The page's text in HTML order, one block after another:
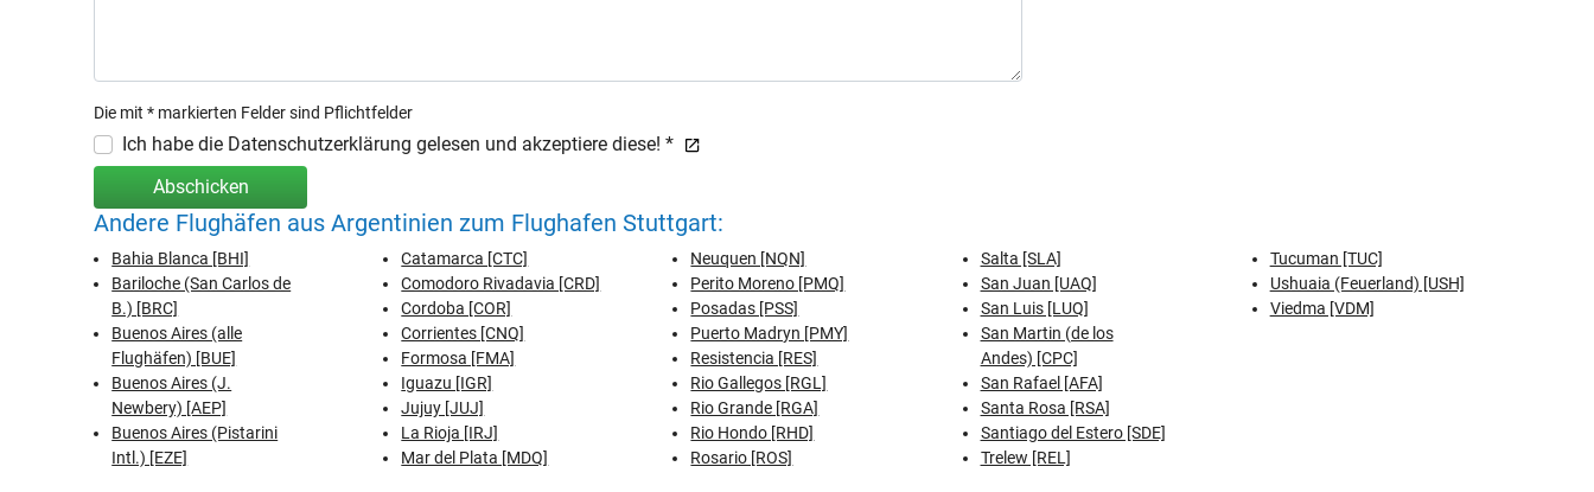
Die mit * markierten Felder sind Pflichtfelder
Ich habe die Datenschutzerklärung gelesen und akzeptiere diese! *
Abschicken
Andere Flughäfen aus Argentinien zum Flughafen Stuttgart:
Bahia Blanca [BHI]
Bariloche (San Carlos de
B.) [BRC]
Buenos Aires (alle
Flughäfen) [BUE]
Buenos Aires (J.
Newbery) [AEP]
Buenos Aires (Pistarini
Intl.) [EZE]
Catamarca [CTC]
Comodoro Rivadavia [CRD]
Cordoba [COR]
Corrientes [CNQ]
Formosa [FMA]
Iguazu [IGR]
Jujuy [JUJ]
La Rioja [IRJ]
Mar del Plata [MDQ]
Neuquen [NQN]
Perito Moreno [PMQ]
Posadas [PSS]
Puerto Madryn [PMY]
Resistencia [RES]
Rio Gallegos [RGL]
Rio Grande [RGA]
Rio Hondo [RHD]
Rosario [ROS]
Salta [SLA]
San Juan [UAQ]
San Luis [LUQ]
San Martin (de los
Andes) [CPC]
San Rafael [AFA]
Santa Rosa [RSA]
Santiago del Estero [SDE]
Trelew [REL]
Tucuman [TUC]
Ushuaia (Feuerland) [USH]
Viedma [VDM]